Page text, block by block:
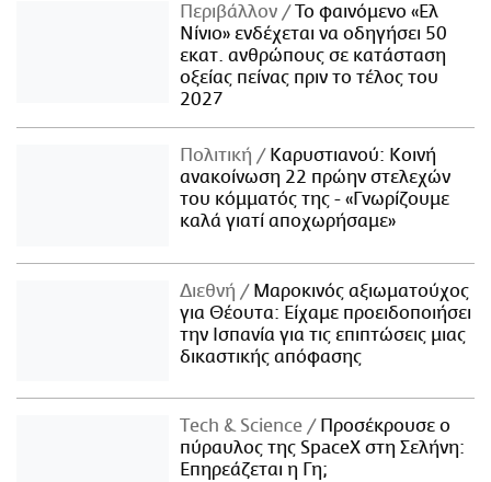
Περιβάλλον
Το φαινόμενο «Ελ
Νίνιο» ενδέχεται να οδηγήσει 50
εκατ. ανθρώπους σε κατάσταση
οξείας πείνας πριν το τέλος του
2027
Πολιτική
Καρυστιανού: Κοινή
ανακοίνωση 22 πρώην στελεχών
του κόμματός της - «Γνωρίζουμε
καλά γιατί αποχωρήσαμε»
Διεθνή
Μαροκινός αξιωματούχος
για Θέουτα: Είχαμε προειδοποιήσει
την Ισπανία για τις επιπτώσεις μιας
δικαστικής απόφασης
Τech & Science
Προσέκρουσε ο
πύραυλος της SpaceX στη Σελήνη:
Επηρεάζεται η Γη;